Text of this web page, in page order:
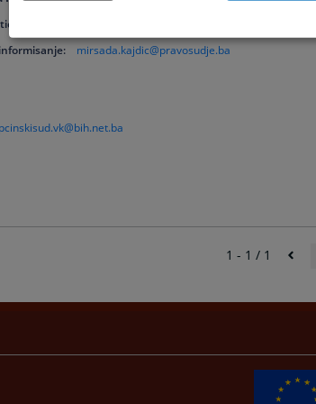
officer:
mirsada.kajdic@pravosudje.ba
1 - 1 / 1